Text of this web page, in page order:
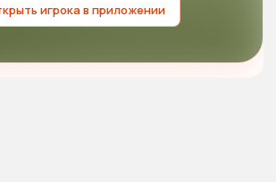
игрока в приложении